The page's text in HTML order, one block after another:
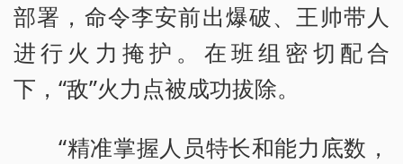
部署，命令李安前出爆破、王帅带人
进行火力掩护。在班组密切配合
下，“敌”火力点被成功拔除。
“精准掌握人员特长和能力底数，